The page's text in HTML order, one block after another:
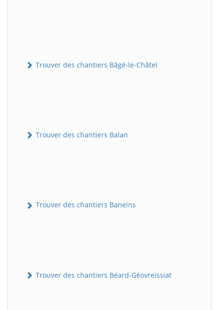
Trouver des chantiers Bâgé-le-Châtel
Trouver des chantiers Balan
Trouver des chantiers Baneins
Trouver des chantiers Béard-Géovreissiat